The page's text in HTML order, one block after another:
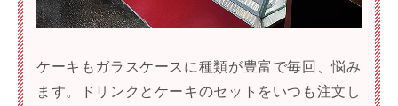
ケーキもガラスケースに種類が豊富で毎回、悩み
ます。ドリンクとケーキのセットをいつも注文し